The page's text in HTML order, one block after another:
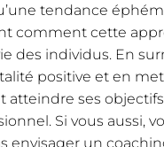
tendance
comment cette
des individus. En
positive et en
atteindre ses
Si vous aussi,
envisager un